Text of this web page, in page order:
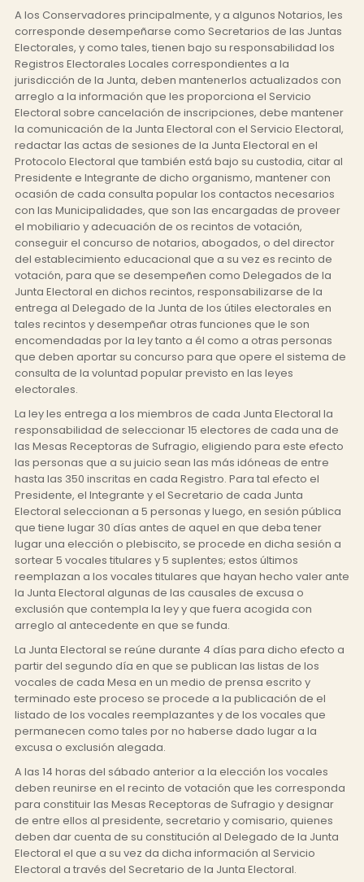
A los Conservadores principalmente, y a algunos Notarios, les
corresponde desempeñarse como Secretarios de las Juntas
Electorales, y como tales, tienen bajo su responsabilidad los
Registros Electorales Locales correspondientes a la
jurisdicción de la Junta, deben mantenerlos actualizados con
arreglo a la información que les proporciona el Servicio
Electoral sobre cancelación de inscripciones, debe mantener
la comunicación de la Junta Electoral con el Servicio Electoral,
redactar las actas de sesiones de la Junta Electoral en el
Protocolo Electoral que también está bajo su custodia, citar al
Presidente e Integrante de dicho organismo, mantener con
ocasión de cada consulta popular los contactos necesarios
con las Municipalidades, que son las encargadas de proveer
el mobiliario y adecuación de os recintos de votación,
conseguir el concurso de notarios, abogados, o del director
del establecimiento educacional que a su vez es recinto de
votación, para que se desempeñen como Delegados de la
Junta Electoral en dichos recintos, responsabilizarse de la
entrega al Delegado de la Junta de los útiles electorales en
tales recintos y desempeñar otras funciones que le son
encomendadas por la ley tanto a él como a otras personas
que deben aportar su concurso para que opere el sistema de
consulta de la voluntad popular previsto en las leyes
electorales.
La ley les entrega a los miembros de cada Junta Electoral la
responsabilidad de seleccionar 15 electores de cada una de
las Mesas Receptoras de Sufragio, eligiendo para este efecto
las personas que a su juicio sean las más idóneas de entre
hasta las 350 inscritas en cada Registro. Para tal efecto el
Presidente, el Integrante y el Secretario de cada Junta
Electoral seleccionan a 5 personas y luego, en sesión pública
que tiene lugar 30 días antes de aquel en que deba tener
lugar una elección o plebiscito, se procede en dicha sesión a
sortear 5 vocales titulares y 5 suplentes; estos últimos
reemplazan a los vocales titulares que hayan hecho valer ante
la Junta Electoral algunas de las causales de excusa o
exclusión que contempla la ley y que fuera acogida con
arreglo al antecedente en que se funda.
La Junta Electoral se reúne durante 4 días para dicho efecto a
partir del segundo día en que se publican las listas de los
vocales de cada Mesa en un medio de prensa escrito y
terminado este proceso se procede a la publicación de el
listado de los vocales reemplazantes y de los vocales que
permanecen como tales por no haberse dado lugar a la
excusa o exclusión alegada.
A las 14 horas del sábado anterior a la elección los vocales
deben reunirse en el recinto de votación que les corresponda
para constituir las Mesas Receptoras de Sufragio y designar
de entre ellos al presidente, secretario y comisario, quienes
deben dar cuenta de su constitución al Delegado de la Junta
Electoral el que a su vez da dicha información al Servicio
Electoral a través del Secretario de la Junta Electoral.